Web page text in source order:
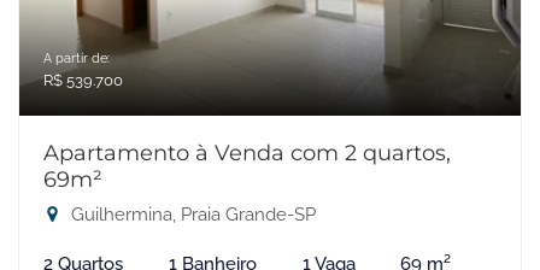
A partir de:
R$ 539.700
Apartamento à Venda com 2 quartos,
69m²
Guilhermina, Praia Grande-SP
2 Quartos 1 Banheiro 1 Vaga 69 m²